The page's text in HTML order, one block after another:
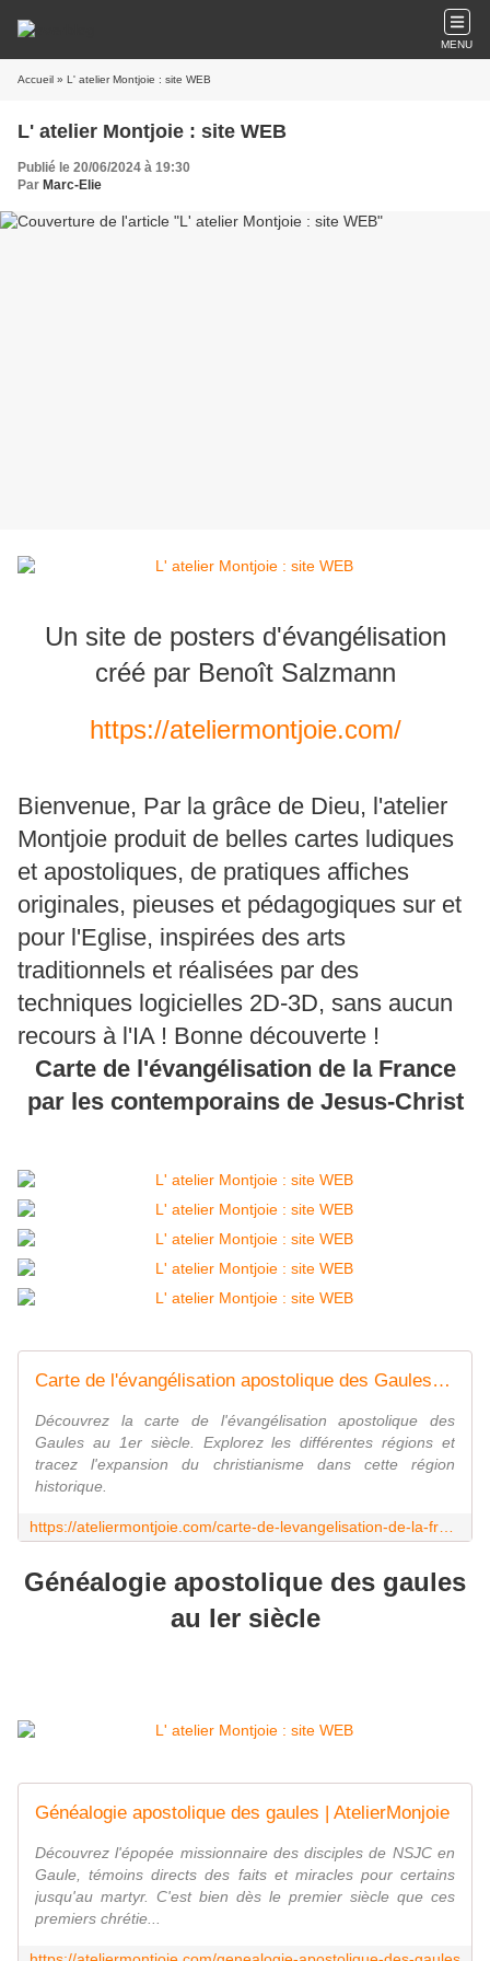
MENU
Accueil » L' atelier Montjoie : site WEB
L' atelier Montjoie : site WEB
Publié le 20/06/2024 à 19:30
Par Marc-Elie
Un site de posters d'évangélisation
créé par Benoît Salzmann
https://ateliermontjoie.com/
Bienvenue, Par la grâce de Dieu, l'atelier
Montjoie produit de belles cartes ludiques
et apostoliques, de pratiques affiches
originales, pieuses et pédagogiques sur et
pour l'Eglise, inspirées des arts
traditionnels et réalisées par des
techniques logicielles 2D-3D, sans aucun
recours à l'IA ! Bonne découverte !
Carte de l'évangélisation de la France
par les contemporains de Jesus-Christ
Carte de l'évangélisation apostolique des Gaules | AtelierMonjoie
Découvrez la carte de l'évangélisation apostolique des
Gaules au 1er siècle. Explorez les différentes régions et
tracez l'expansion du christianisme dans cette région
historique.
Généalogie apostolique des gaules
au Ier siècle
Généalogie apostolique des gaules | AtelierMonjoie
Découvrez l'épopée missionnaire des disciples de NSJC en
Gaule, témoins directs des faits et miracles pour certains
jusqu'au martyr. C'est bien dès le premier siècle que ces
premiers chrétie...